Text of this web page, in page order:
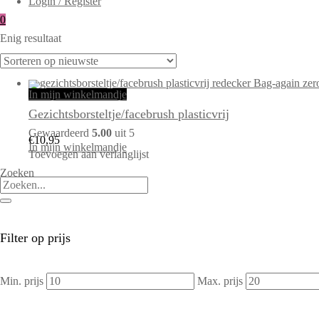
0
Enig resultaat
In mijn winkelmandje
Gezichtsborsteltje/facebrush plasticvrij
Gewaardeerd 5.00 uit 5
€10,95
In mijn winkelmandje
Toevoegen aan verlanglijst
Zoeken
Filter op prijs
Min. prijs Max. prijs